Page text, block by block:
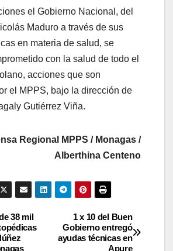
el Gobierno Nacional, del
Maduro a través de sus
en materia de salud, se
con la salud de todo el
acciones que son
el MPPS, bajo la dirección de
Gutiérrez Viña.
Regional MPPS / Monagas /
Alberthina Centeno
1 x 10 del Buen
Gobierno entregó
ayudas técnicas en
Apure
38 mil